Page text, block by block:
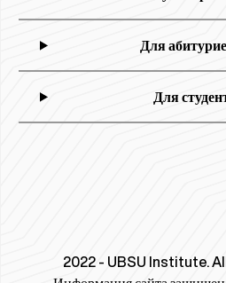
Для
Для
2022 - UBSU Institute.